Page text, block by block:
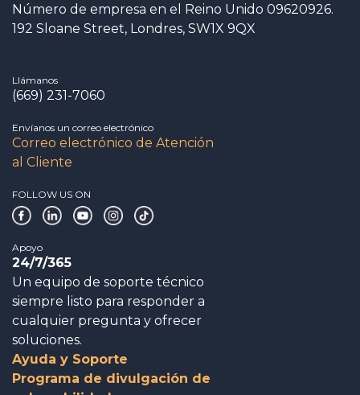
Número de empresa en el Reino Unido 09620926.
192 Sloane Street, Londres, SW1X 9QX
Llámanos
(669) 231-7060
Envíanos un correo electrónico
Correo electrónico de Atención
al Cliente
FOLLOW US ON
Apoyo
24/7/365
Un equipo de soporte técnico
siempre listo para responder a
cualquier pregunta y ofrecer
soluciones.
Ayuda y Soporte
Programa de divulgación de